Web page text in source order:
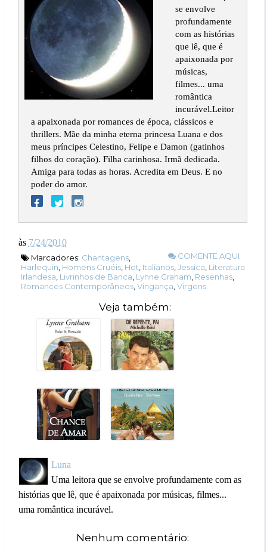
se envolve
profundamente
com as histórias
que lê, que é
apaixonada por
músicas,
filmes... uma
romântica
incurável.Leitor
a apaixonada por romances de época, clássicos e
thrillers. Mãe da minha eterna princesa Luana e dos
meus príncipes Celestino, Felipe e Damon (gatinhos
filhos do coração). Filha carinhosa. Irmã dedicada.
Amiga para todas as horas. Acredita em Deus. E no
poder do amor.
às 7/24/2010
COMENTE AQUI
Marcadores: Chantagens,
Harlequin Homens Cruéis, Hot Italianos, Jessica Literatura
Irlandesa Livrinhos de Banca Lynne Graham Resenhas,
Romances Contemporâneos, Vingança Virgens
Veja também:
Luna
Uma leitora que se envolve profundamente com as
histórias que lê, que é apaixonada por músicas, filmes...
uma romântica incurável.
Nenhum comentário: